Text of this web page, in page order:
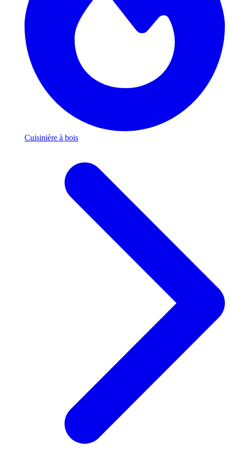
Cuisinière à bois